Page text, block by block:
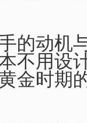
的动机
不用设
金时期